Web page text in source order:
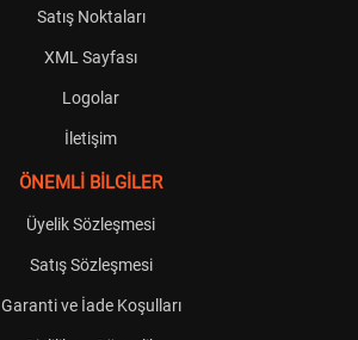
Satış Noktaları
XML Sayfası
Logolar
İletişim
ÖNEMLİ BİLGİLER
Üyelik Sözleşmesi
Satış Sözleşmesi
Garanti ve İade Koşulları